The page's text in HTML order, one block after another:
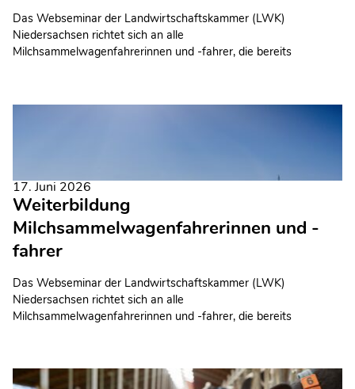
Das Webseminar der Landwirtschaftskammer (LWK)
Niedersachsen richtet sich an alle
Milchsammelwagenfahrerinnen und -fahrer, die bereits
17. Juni 2026
Weiterbildung
Milchsammelwagenfahrerinnen und -
fahrer
Das Webseminar der Landwirtschaftskammer (LWK)
Niedersachsen richtet sich an alle
Milchsammelwagenfahrerinnen und -fahrer, die bereits